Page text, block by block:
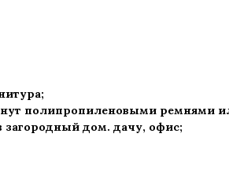
;
полипропиленовыми ремнями
загородный дом. дачу, офис;